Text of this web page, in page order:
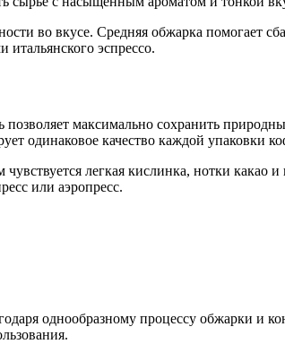
во вкусе. Средняя обжарка помогает
эспрессо.
максимально сохранить
одинаковое качество каждой упаковки
легкая кислинка, нотки какао
или аэропресс.
однообразному процессу обжарки и